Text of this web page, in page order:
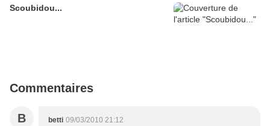
Scoubidou...
Commentaires
B betti 09/03/2010 21:12